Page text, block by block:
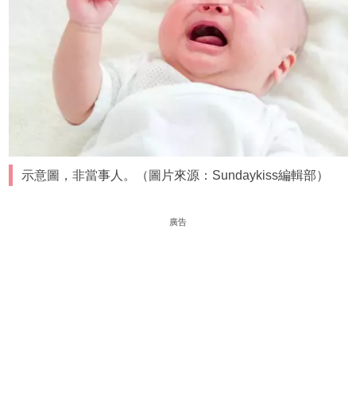
示意圖，非當事人。（圖片來源：Sundaykiss編輯部）
廣告